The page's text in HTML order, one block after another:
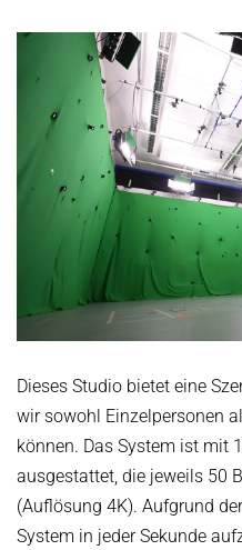
Dieses Studio bietet eine
wir sowohl Einzelpersonen
können. Das System ist mit
ausgestattet, die jeweils 50
(Auflösung 4K). Aufgrund
System in jeder Sekunde